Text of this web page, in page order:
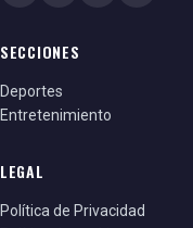
SECCIONES
Deportes
Entretenimiento
LEGAL
Política de Privacidad